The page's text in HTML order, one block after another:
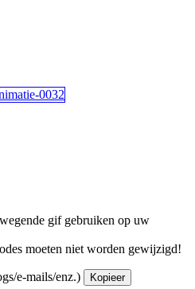
gif gebruiken op uw
moeten niet worden gewijzigd!
e-mails/enz.) Kopieer